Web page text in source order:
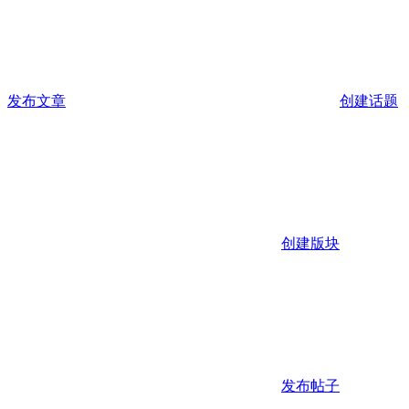
发布文章 创建话题
创建版块
发布帖子